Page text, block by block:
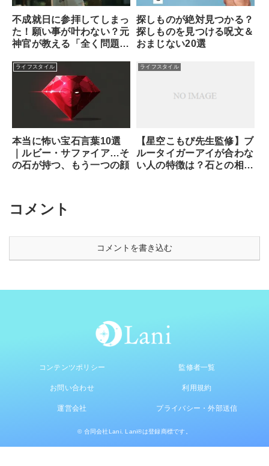
不成就日に参拝してしまっ
た！願い事が叶わない？元
神官が教える「全く問題な
法
探しものが絶対見つかる？
探しものを見つける呪文＆
おまじない20選
ライフスタイル
本当に怖い宝石言葉10選
｜ルビー・サファイア…そ
の石が持つ、もう一つの顔
ライフスタイル
【星空こもぴ先生監修】ブ
ルータイガーアイが合わな
い人の特徴は？石との相性
コメント
コメントを書き込む
コンテンツポリシー 監修者一覧
お問い合わせ 利用規約
運営会社 プライバシー・外部送信
© 合同会社Lani. Lani®は登録商標です。